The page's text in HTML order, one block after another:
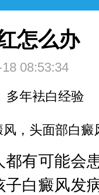
怎么办
08:53:34
多年袪白经验
，头面部白癜
有可能会
白癜风发